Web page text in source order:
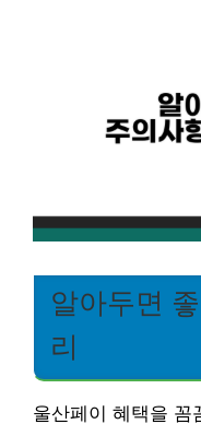
알아두면
리
울산페이 혜택을 꼼